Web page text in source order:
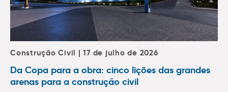
Construção Civil | 17 de julho de 2026
Da Copa para a obra: cinco lições das grandes
arenas para a construção civil